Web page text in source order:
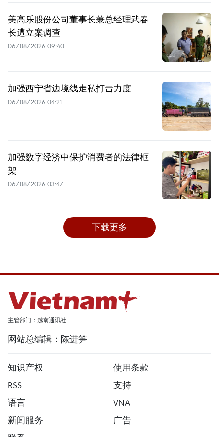
美高乐股份公司董事长兼总经理武春
长遭立案调查
06/08/2026 09:40
加强西宁省边境线走私打击力度
06/08/2026 04:21
加强数字经济中保护消费者的法律框
架
06/08/2026 03:47
下载更多
主管部门：越南通讯社
网站总编辑：陈进笋
知识产权
使用条款
RSS
支持
语言
VNA
新闻服务
广告